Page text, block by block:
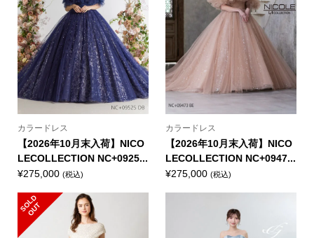
カラードレス
【2026年10月末入荷】NICO
LECOLLECTION NC+0925...
¥275,000 (税込)
カラードレス
【2026年10月末入荷】NICO
LECOLLECTION NC+0947...
¥275,000 (税込)
S
O
L
D
O
U
T